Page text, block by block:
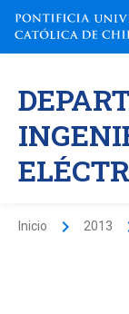
contenido
Inicio 2013